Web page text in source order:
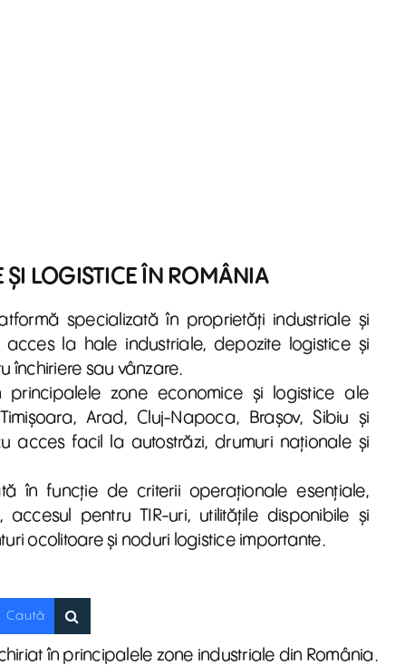
ȘI LOGISTICE ÎN ROMÂNIA
specializată în proprietăți industriale și
la hale industriale, depozite logistice și
închiriere sau vânzare.
principalele zone economice și logistice ale
Arad, Cluj-Napoca, Brașov, Sibiu și
acces facil la autostrăzi, drumuri naționale și
în funcție de criterii operaționale esențiale,
pentru TIR-uri, utilitățile disponibile și
ocolitoare și noduri logistice importante.
Caută
în principalele zone industriale din România.